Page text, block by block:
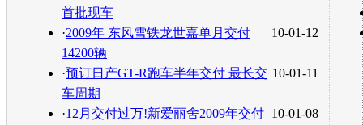
首批现车
10-01-12
·2009年 东风雪铁龙世嘉单月交付
14200辆
10-01-11
·预订日产GT-R跑车半年交付 最长交
车周期
10-01-08
·12月交付过万!新爱丽舍2009年交付